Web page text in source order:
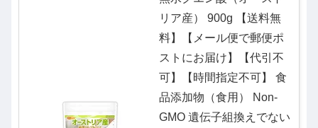
リア産） 900g 【送料無
料】【メール便で郵便ポ
ストにお届け】【代引不
可】【時間指定不可】 食
品添加物（食用） Non-
GMO 遺伝子組換えでない